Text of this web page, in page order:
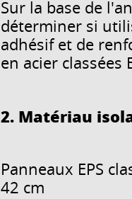
Sur la base de
déterminer si
adhésif et de
en acier
2. Matériau
Panneaux EPS
42 cm